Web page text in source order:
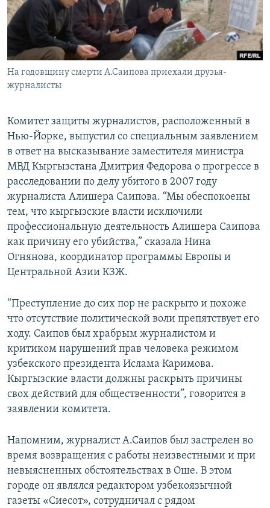
На годовщину смерти А.Саипова приехали друзья-
журналисты
Комитет защиты журналистов, расположенный в
Нью-Йорке, выпустил со специальным заявлением
в ответ на высказывание заместителя министра
МВД Кыргызстана Дмитрия Федорова о прогрессе в
расследовании по делу убитого в 2007 году
журналиста Алишера Саипова. “Мы обеспокоены
тем, что кыргызские власти исключили
профессиональную деятельность Алишера Саипова
как причину его убийства,” сказала Нина
Огнянова, координатор программы Европы и
Центральной Азии КЗЖ.
“Преступление до сих пор не раскрыто и похоже
что отсутствие политической воли препятствует его
ходу. Саипов был храбрым журналистом и
критиком нарушений прав человека режимом
узбекского президента Ислама Каримова.
Кыргызские власти должны раскрыть причины
свох действий для общественности”, говорится в
заявлении комитета.
Напомним, журналист А.Саипов был застрелен во
время возвращения с работы неизвестными и при
невыясненных обстоятельствах в Оше. В этом
городе он являлся редактором узбекоязычной
газеты «Сиесот», сотрудничал с рядом